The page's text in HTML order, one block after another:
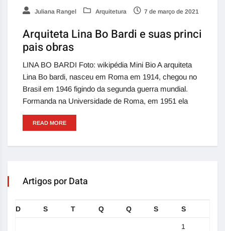
Juliana Rangel Arquitetura 7 de março de 2021
Arquiteta Lina Bo Bardi e suas princi
pais obras
LINA BO BARDI Foto: wikipédia Mini Bio A arquiteta
Lina Bo bardi, nasceu em Roma em 1914, chegou no
Brasil em 1946 figindo da segunda guerra mundial.
Formanda na Universidade de Roma, em 1951 ela
READ MORE
Artigos por Data
D S T Q Q S S
1